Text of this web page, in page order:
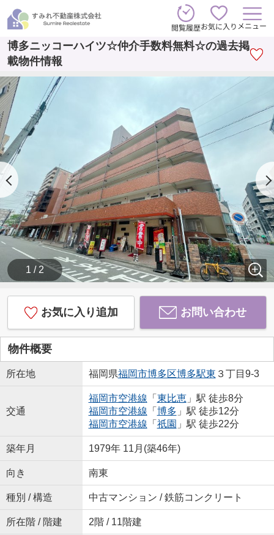
閲覧履歴お気に入り メニュー
博多ニッコーハイツ☆仲介手数料無料☆の過去掲
載物件情報
1 / 2
お気に入り追加 お問い合わせ
物件概要
所在地 福岡県福岡市博多区博多駅東 ３丁目9-3
交通
福岡市空港線 「 東比恵」駅 徒歩8分
福岡市空港線 「 博多 」駅 徒歩12分
福岡市空港線 「 祇園 」駅 徒歩22分
築年月 1979年 11月(築46年)
向き 南東
種別 / 構造 中古マンション / 鉄筋コンクリート
所在階 / 階建 2階 / 11階建